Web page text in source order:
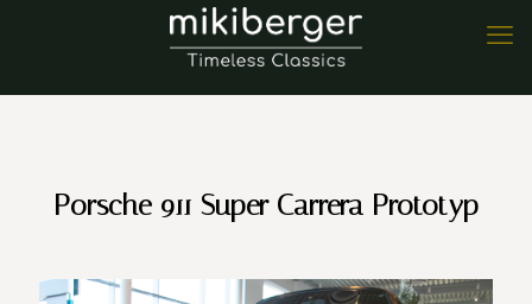
Porsche 911 Super Carrera Prototyp